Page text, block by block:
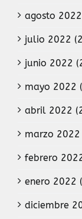
agosto
julio 2022
junio 2022
mayo 2022
abril 2022
marzo 2022
febrero
enero 2022
diciembre